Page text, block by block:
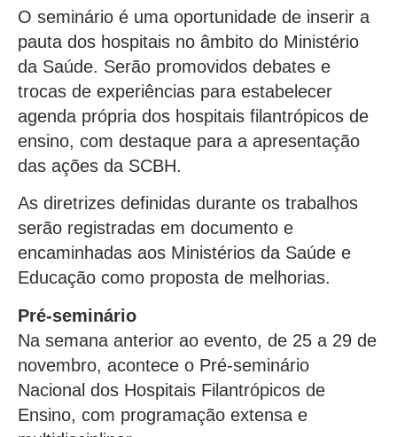
O seminário é uma oportunidade de inserir a
pauta dos hospitais no âmbito do Ministério
da Saúde. Serão promovidos debates e
trocas de experiências para estabelecer
agenda própria dos hospitais filantrópicos de
ensino, com destaque para a apresentação
das ações da SCBH.
As diretrizes definidas durante os trabalhos
serão registradas em documento e
encaminhadas aos Ministérios da Saúde e
Educação como proposta de melhorias.
Pré-seminário
Na semana anterior ao evento, de 25 a 29 de
novembro, acontece o Pré-seminário
Nacional dos Hospitais Filantrópicos de
Ensino, com programação extensa e